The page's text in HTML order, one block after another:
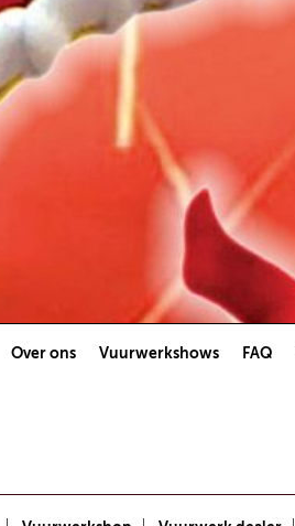
Over ons Vuurwerkshows FAQ